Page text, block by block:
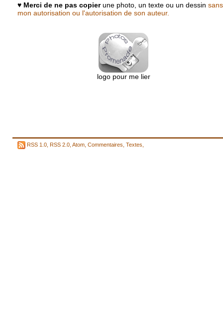
♥ Merci de ne pas copierune photo, un texte ou un dessin sans
mon autorisation ou l'autorisation de son auteur.
logo pour me lier
RSS 1.0 RSS 2.0 Atom Commentaires Textes